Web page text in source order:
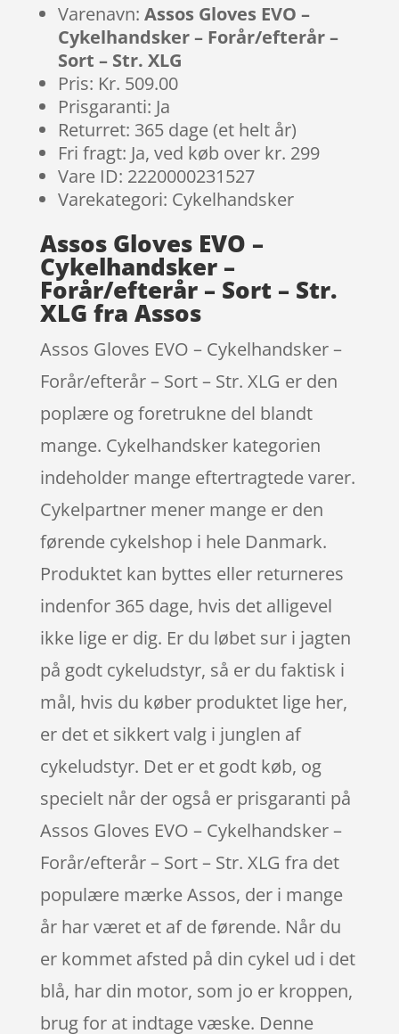
Varenavn: Assos Gloves EVO –
Cykelhandsker – Forår/efterår –
Sort – Str. XLG
Pris: Kr. 509.00
Prisgaranti: Ja
Returret: 365 dage (et helt år)
Fri fragt: Ja, ved køb over kr. 299
Vare ID: 2220000231527
Varekategori: Cykelhandsker
Assos Gloves EVO –
Cykelhandsker –
Forår/efterår – Sort – Str.
XLG fra Assos
Assos Gloves EVO – Cykelhandsker –
Forår/efterår – Sort – Str. XLG er den
poplære og foretrukne del blandt
mange. Cykelhandsker kategorien
indeholder mange eftertragtede varer.
Cykelpartner mener mange er den
førende cykelshop i hele Danmark.
Produktet kan byttes eller returneres
indenfor 365 dage, hvis det alligevel
ikke lige er dig. Er du løbet sur i jagten
på godt cykeludstyr, så er du faktisk i
mål, hvis du køber produktet lige her,
er det et sikkert valg i junglen af
cykeludstyr. Det er et godt køb, og
specielt når der også er prisgaranti på
Assos Gloves EVO – Cykelhandsker –
Forår/efterår – Sort – Str. XLG fra det
populære mærke Assos, der i mange
år har været et af de førende. Når du
er kommet afsted på din cykel ud i det
blå, har din motor, som jo er kroppen,
brug for at indtage væske. Denne